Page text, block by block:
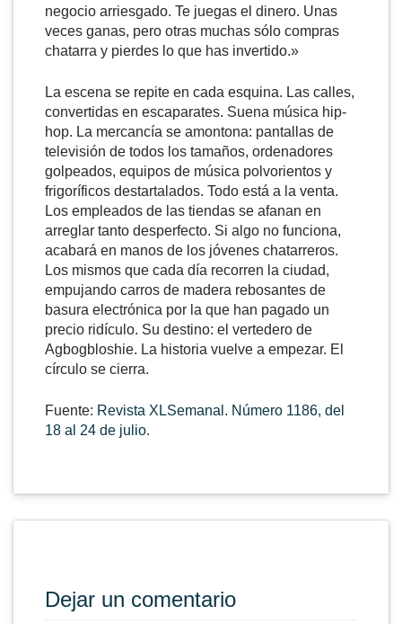
negocio arriesgado. Te juegas el dinero. Unas
veces ganas, pero otras muchas sólo compras
chatarra y pierdes lo que has invertido.»
La escena se repite en cada esquina. Las calles,
convertidas en escaparates. Suena música hip-
hop. La mercancía se amontona: pantallas de
televisión de todos los tamaños, ordenadores
golpeados, equipos de música polvorientos y
frigoríficos destartalados. Todo está a la venta.
Los empleados de las tiendas se afanan en
arreglar tanto desperfecto. Si algo no funciona,
acabará en manos de los jóvenes chatarreros.
Los mismos que cada día recorren la ciudad,
empujando carros de madera rebosantes de
basura electrónica por la que han pagado un
precio ridículo. Su destino: el vertedero de
Agbogbloshie. La historia vuelve a empezar. El
círculo se cierra.
Fuente: Revista XLSemanal. Número 1186, del
18 al 24 de julio.
Dejar un comentario